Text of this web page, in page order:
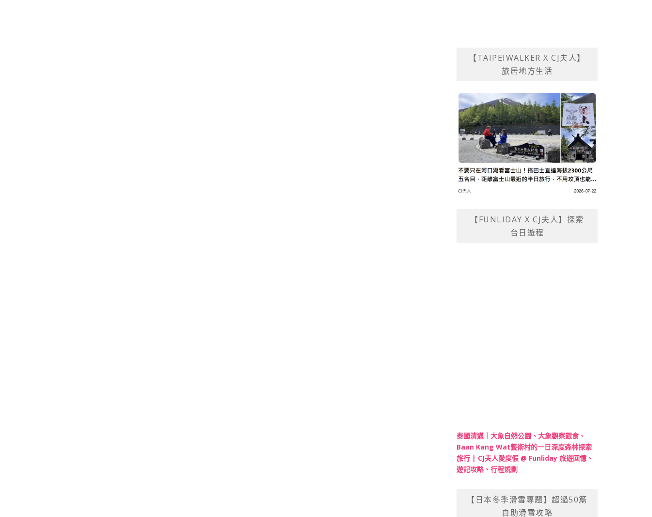
【TAIPEIWALKER X CJ夫人】
旅居地方生活
【FUNLIDAY X CJ夫人】探索
台日遊程
泰國清邁｜大象自然公園、大象觀察餵食、
Baan Kang Wat藝術村的一日深度森林探索
旅行 | CJ夫人愛度假 @ Funliday 旅遊回憶、
遊記攻略、行程規劃
【日本冬季滑雪專題】超過50篇
自助滑雪攻略